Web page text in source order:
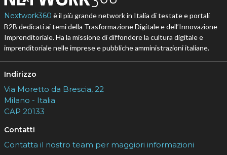
Nextwork360 è il più grande network in Italia di testate e portali
B2B dedicati ai temi della Trasformazione Digitale e dell’Innovazione
Imprenditoriale. Ha la missione di diffondere la cultura digitale e
imprenditoriale nelle imprese e pubbliche amministrazioni italiane.
Indirizzo
Via Moretto da Brescia, 22
Milano - Italia
CAP 20133
Contatti
Contatta il nostro team per maggiori informazioni